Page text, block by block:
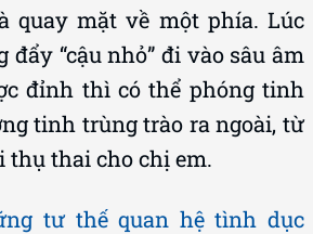
quay mặt về một phía. Lúc
“cậu nhỏ” đi vào sâu âm
đỉnh thì có thể phóng tinh
tinh trùng trào ra ngoài, từ
thụ thai cho chị em.
tư thế quan hệ tình dục